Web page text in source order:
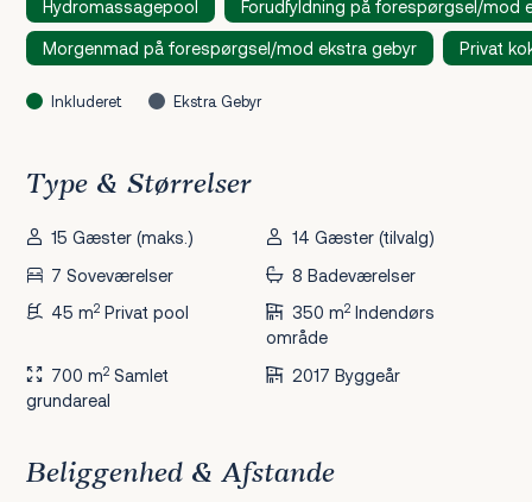
Hydromassagepool Forudfyldning på forespørgsel/mod
Morgenmad på forespørgsel/mod ekstra gebyr Privat
Inkluderet Ekstra Gebyr
Type & Størrelser
15 Gæster (maks.)
14 Gæster (tilvalg)
7 Soveværelser
8 Badeværelser
45 m2 Privat pool 350 m2Indendørs
område
700 m2 Samlet
grundareal
2017 Byggeår
Beliggenhed & Afstande